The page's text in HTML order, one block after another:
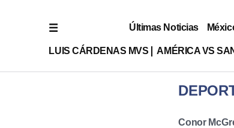
Últimas Noticias
LUIS CÁRDENAS MVS AMÉRICA VS
Conor